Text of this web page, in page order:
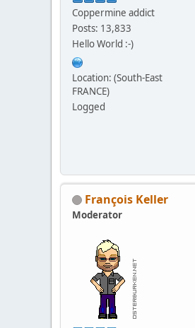
Coppermine addict
Posts: 13,833
Hello World :-)
Location: (South-East
FRANCE)
Logged
François Keller
Moderator